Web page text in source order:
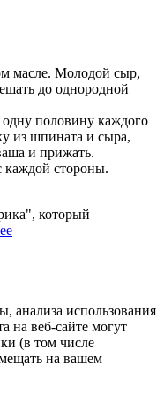
масле. Молодой сыр,
до однородной
одну половину каждого
из шпината и сыра,
и прижать.
каждой стороны.
который
анализа использования
на веб-сайте могут
(в том числе
на вашем